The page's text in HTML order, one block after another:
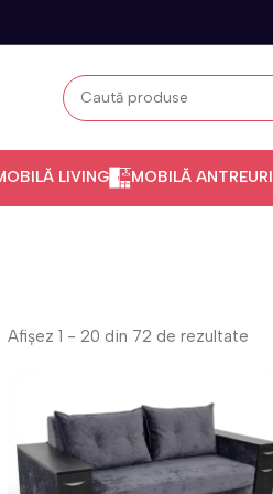
LIVING MOBILĂ ANTREURI
Afișez 1 - 20 din 72 de rezultate